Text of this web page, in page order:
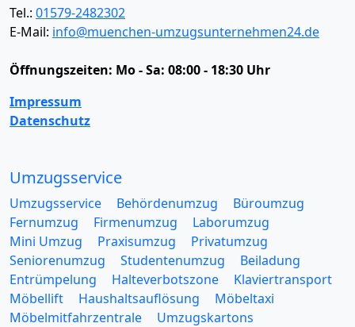
Tel.: 01579-2482302
E-Mail: info@muenchen-umzugsunternehmen24.de
Öffnungszeiten: Mo - Sa: 08:00 - 18:30 Uhr
Impressum
Datenschutz
Umzugsservice
Umzugsservice Behördenumzug
Büroumzug
Fernumzug
Firmenumzug
Laborumzug
Mini Umzug
Praxisumzug
Privatumzug
Seniorenumzug
Studentenumzug
Beiladung
Entrümpelung
Halteverbotszone
Klaviertransport
Möbellift
Haushaltsauflösung
Möbeltaxi
Möbelmitfahrzentrale
Umzugskartons